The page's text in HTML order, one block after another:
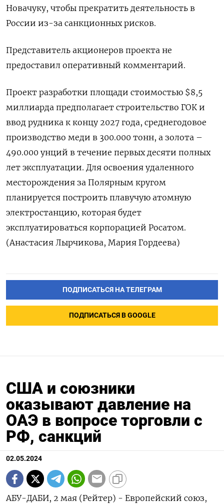
Новачуку, чтобы прекратить деятельность в
России из-за санкционных рисков.
Представитель акционеров проекта не
предоставил оперативный комментарий.
Проект разработки площади стоимостью $8,5
миллиарда предполагает строительство ГОК и
ввод рудника к концу 2027 года, среднегодовое
производство меди в 300.000 тонн, а золота –
490.000 унций в течение первых десяти полных
лет эксплуатации. Для освоения удаленного
месторождения за Полярным кругом
планируется построить плавучую атомную
электростанцию, которая будет
эксплуатироваться корпорацией Росатом.
(Анастасия Лырчикова, Мария Гордеева)
ПОДПИСАТЬСЯ НА ТЕЛЕГРАМ
ПОДПИСАТЬСЯ В GOOGLE
США и союзники
оказывают давление на
ОАЭ в вопросе торговли с
РФ, санкций
02.05.2024
АБУ-ДАБИ, 2 мая (Рейтер) - Европейский союз,